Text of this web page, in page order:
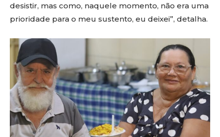
desistir, mas como, naquele momento, não era uma
prioridade para o meu sustento, eu deixei”, detalha.